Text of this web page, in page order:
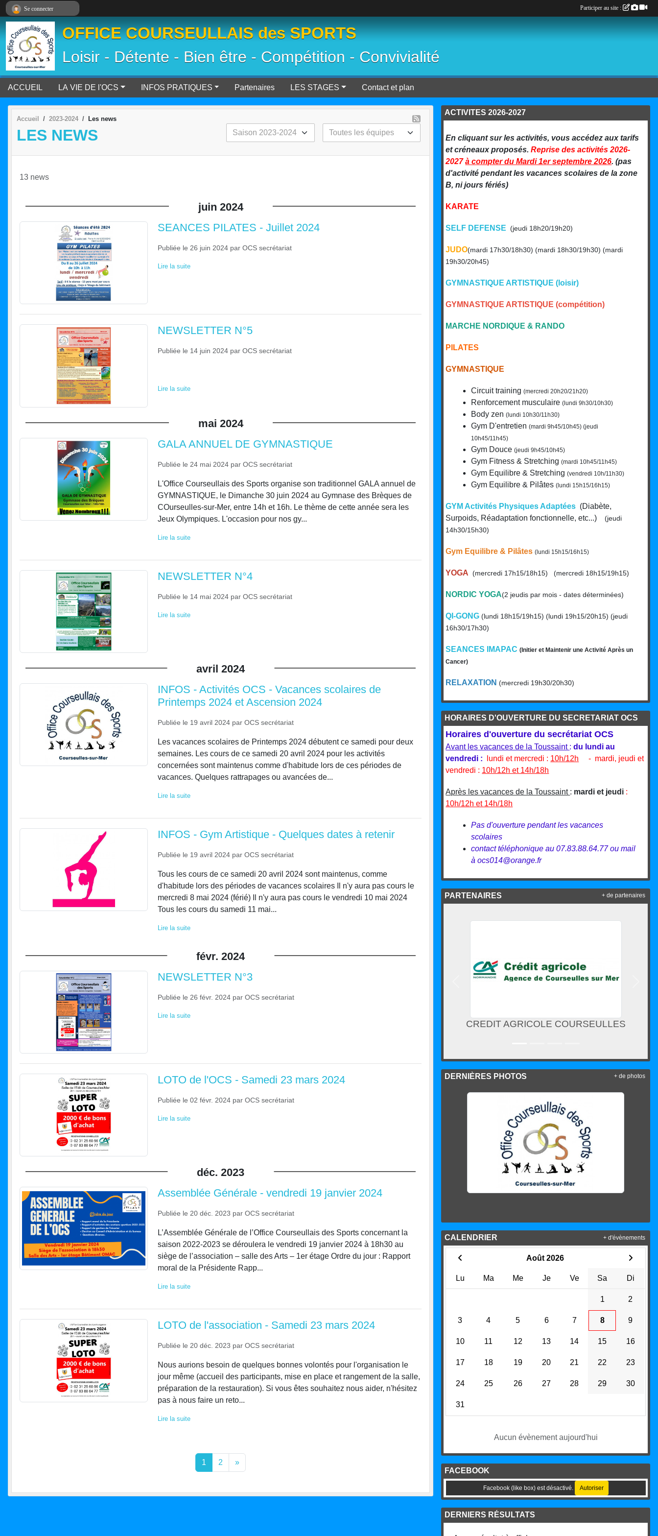
OFFICE COURSEULLAIS des SPORTS
Loisir - Détente - Bien être - Compétition - Convivialité
ACCUEIL LA VIE DE l'OCS INFOS PRATIQUES Partenaires LES STAGES Contact et plan
Accueil 2023-2024 Les news
LES NEWS
13 news
juin 2024
SEANCES PILATES - Juillet 2024
Publiée le 26 juin 2024par OCS secrétariat
Lire la suite
NEWSLETTER N°5
Publiée le 14 juin 2024par OCS secrétariat
Lire la suite
mai 2024
GALA ANNUEL DE GYMNASTIQUE
Publiée le 24 mai 2024par OCS secrétariat
L'Office Courseullais des Sports organise son traditionnel GALA annuel de
GYMNASTIQUE, le Dimanche 30 juin 2024 au Gymnase des Brèques de
COurseulles-sur-Mer, entre 14h et 16h. Le thème de cette année sera les
Jeux Olympiques. L'occasion pour nos gy...
Lire la suite
NEWSLETTER N°4
Publiée le 14 mai 2024par OCS secrétariat
Lire la suite
avril 2024
INFOS - Activités OCS - Vacances scolaires de
Printemps 2024 et Ascension 2024
Publiée le 19 avril 2024par OCS secrétariat
Les vacances scolaires de Printemps 2024 débutent ce samedi pour deux
semaines. Les cours de ce samedi 20 avril 2024 pour les activités
concernées sont maintenus comme d'habitude lors de ces périodes de
vacances. Quelques rattrapages ou avancées de...
Lire la suite
INFOS - Gym Artistique - Quelques dates à retenir
Publiée le 19 avril 2024par OCS secrétariat
Tous les cours de ce samedi 20 avril 2024 sont maintenus, comme
d'habitude lors des périodes de vacances scolaires Il n'y aura pas cours le
mercredi 8 mai 2024 (férié) Il n'y aura pas cours le vendredi 10 mai 2024
Tous les cours du samedi 11 mai...
Lire la suite
févr. 2024
NEWSLETTER N°3
Publiée le 26 févr. 2024par OCS secrétariat
Lire la suite
LOTO de l'OCS - Samedi 23 mars 2024
Publiée le 02 févr. 2024par OCS secrétariat
Lire la suite
déc. 2023
Assemblée Générale - vendredi 19 janvier 2024
Publiée le 20 déc. 2023 par OCS secrétariat
L’Assemblée Générale de l’Office Courseullais des Sports concernant la
saison 2022-2023 se déroulera le vendredi 19 janvier 2024 à 18h30 au
siège de l’association – salle des Arts – 1er étage Ordre du jour : Rapport
moral de la Présidente Rapp...
Lire la suite
LOTO de l'association - Samedi 23 mars 2024
Publiée le 20 déc. 2023 par OCS secrétariat
Nous aurions besoin de quelques bonnes volontés pour l'organisation le
jour même (accueil des participants, mise en place et rangement de la salle,
préparation de la restauration). Si vous êtes souhaitez nous aider, n'hésitez
pas à nous faire un reto...
Lire la suite
1 2 »
ACTIVITES 2026-2027
En cliquant sur les activités, vous accédez aux tarifs
et créneaux proposés.Reprise des activités 2026-
2027à compter du Mardi 1er septembre 2026. (pas
d'activité pendant les vacances scolaires de la zone
B, ni jours fériés)
KARATE
SELF DEFENSE (jeudi 18h20/19h20)
JUDO(mardi 17h30/18h30) (mardi 18h30/19h30) (mardi
19h30/20h45)
GYMNASTIQUE ARTISTIQUE (loisir)
GYMNASTIQUE ARTISTIQUE (compétition)
MARCHE NORDIQUE & RANDO
PILATES
GYMNASTIQUE
Circuit training(mercredi 20h20/21h20)
Renforcement musculaire(lundi 9h30/10h30)
Body zen(lundi 10h30/11h30)
Gym D'entretien(mardi 9h45/10h45) (jeudi
10h45/11h45)
Gym Douce(jeudi 9h45/10h45)
Gym Fitness & Stretching(mardi 10h45/11h45)
Gym Equilibre & Stretching(vendredi 10h/11h30)
Gym Equilibre & Pilâtes(lundi 15h15/16h15)
GYM Activités Physiques Adaptées (Diabète,
Surpoids, Réadaptation fonctionnelle, etc...)(jeudi
14h30/15h30)
Gym Equilibre & Pilâtes (lundi 15h15/16h15)
YOGA (mercredi 17h15/18h15) (mercredi 18h15/19h15)
NORDIC YOGA(2 jeudis par mois - dates déterminées)
QI-GONG (lundi 18h15/19h15) (lundi 19h15/20h15) (jeudi
16h30/17h30)
SEANCES IMAPAC (Initier et Maintenir une Activité Après un
Cancer)
RELAXATION (mercredi 19h30/20h30)
HORAIRES D'OUVERTURE DU SECRETARIAT OCS
Horaires d'ouverture du secrétariat OCS
Avant les vacances de la Toussaint :du lundi au
vendredi :
lundi et mercredi : 10h/12h - mardi, jeudi et
vendredi : 10h/12h et 14h/18h
Après les vacances de la Toussaint : mardi et jeudi :
10h/12h et 14h/18h
Pas d'ouverture pendant les vacances
scolaires
contact téléphonique au 07.83.88.64.77 ou mail
à ocs014@orange.fr
PARTENAIRES
CREDIT AGRICOLE COURSEULLES COTE
+ de partenaires
DERNIÈRES PHOTOS + de photos
CALENDRIER
Août 2026
Lu Ma Me Je Ve Sa Di
1 2
3 4 5 6 7 8 9
10 11 12 13 14 15 16
17 18 19 20 21 22 23
24 25 26 27 28 29 30
31
Aucun évènement aujourd'hui
+ d'évènements
FACEBOOK
Facebook (like box) est désactivé. Autoriser
DERNIERS RÉSULTATS
Se connecter Participer au site :
Panneau de gestion des cookies